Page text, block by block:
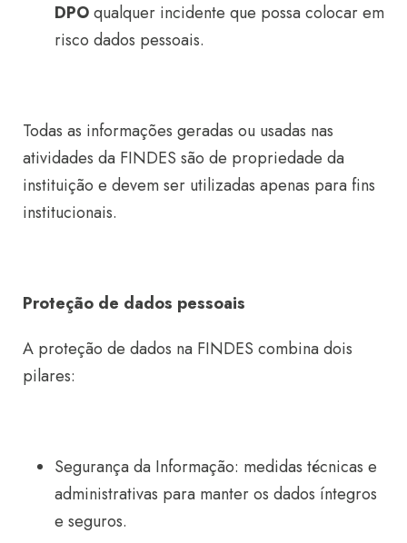
DPOqualquer incidente que possa colocar em
risco dados pessoais.
Todas as informações geradas ou usadas nas
atividades da FINDES são de propriedade da
instituição e devem ser utilizadas apenas para fins
institucionais.
Proteção de dados pessoais
A proteção de dados na FINDES combina dois
pilares:
Segurança da Informação: medidas técnicas e
administrativas para manter os dados íntegros
e seguros.